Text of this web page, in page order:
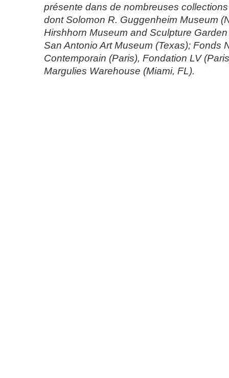
présente dans de nombreuses
dont Solomon R. Guggenheim Museum
Hirshhorn Museum and Sculpture
San Antonio Art Museum (Texas); Fonds
Contemporain (Paris), Fondation LV
Margulies Warehouse (Miami, FL).